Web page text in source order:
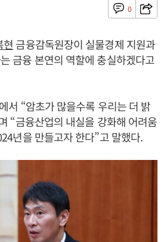
0
현 금융감독원장이 실물경제 지원과
금융 본연의 역할에 충실하겠다고
서 “암초가 많을수록 우리는 더 밝
“금융산업의 내실을 강화해 어려움
년을 만들고자 한다”고 말했다.